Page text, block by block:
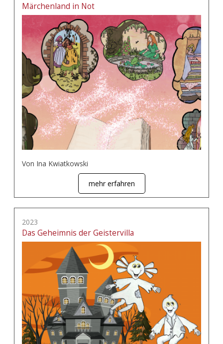
Märchenland in Not
Von Ina Kwiatkowski
mehr erfahren
2023
Das Geheimnis der Geistervilla